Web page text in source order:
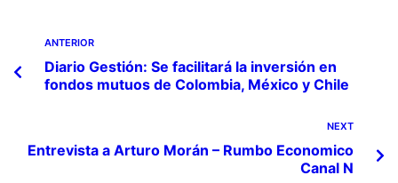
ANTERIOR
Diario Gestión: Se facilitará la inversión en
fondos mutuos de Colombia, México y Chile
NEXT
Entrevista a Arturo Morán – Rumbo Economico
Canal N